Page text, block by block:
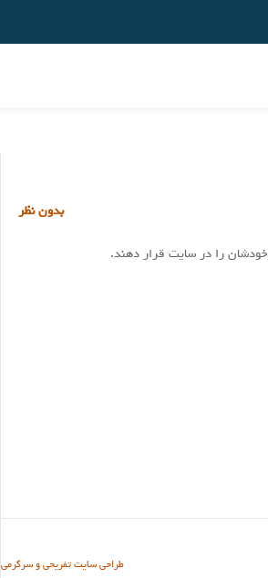
بدون نظر
وخودشان را در سایت قرار دهند.
طراحی سایت تفریحی و سرگرمی